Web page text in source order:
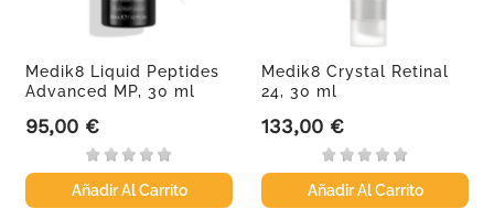
Medik8 Liquid Peptides
Advanced MP, 30 ml
Precio
95,00 €
Añadir Al Carrito
Medik8 Crystal Retinal
24, 30 ml
Precio
133,00 €
Añadir Al Carrito